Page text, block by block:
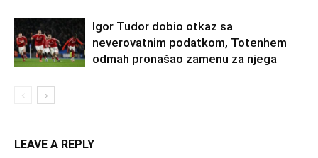
Igor Tudor dobio otkaz sa
neverovatnim podatkom, Totenhem
odmah pronašao zamenu za njega
LEAVE A REPLY